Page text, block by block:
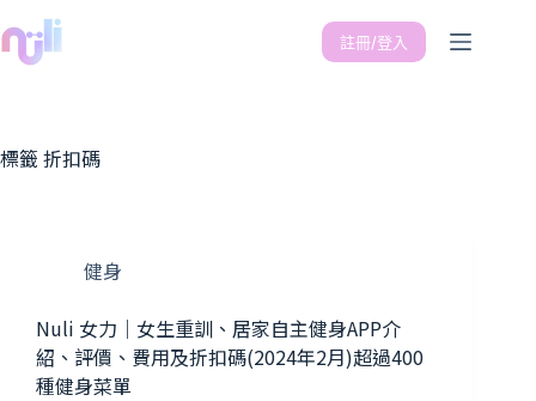
註冊/登入
標籤 折扣碼
健身
Nuli 女力｜女生重訓、居家自主健身APP介
紹、評價、費用及折扣碼(2024年2月)超過400
種健身菜單